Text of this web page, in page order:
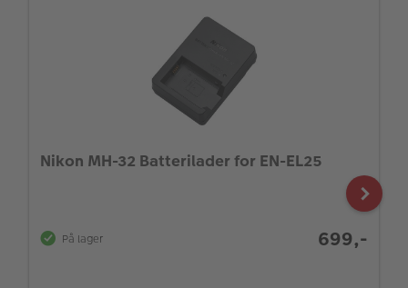
Nikon MH-32 Batterilader for EN-EL25
På lager 699,-